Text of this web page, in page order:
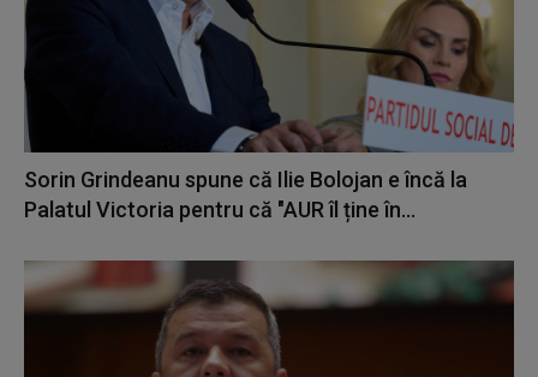
Sorin Grindeanu spune că Ilie Bolojan e încă la
Palatul Victoria pentru că "AUR îl ține în...